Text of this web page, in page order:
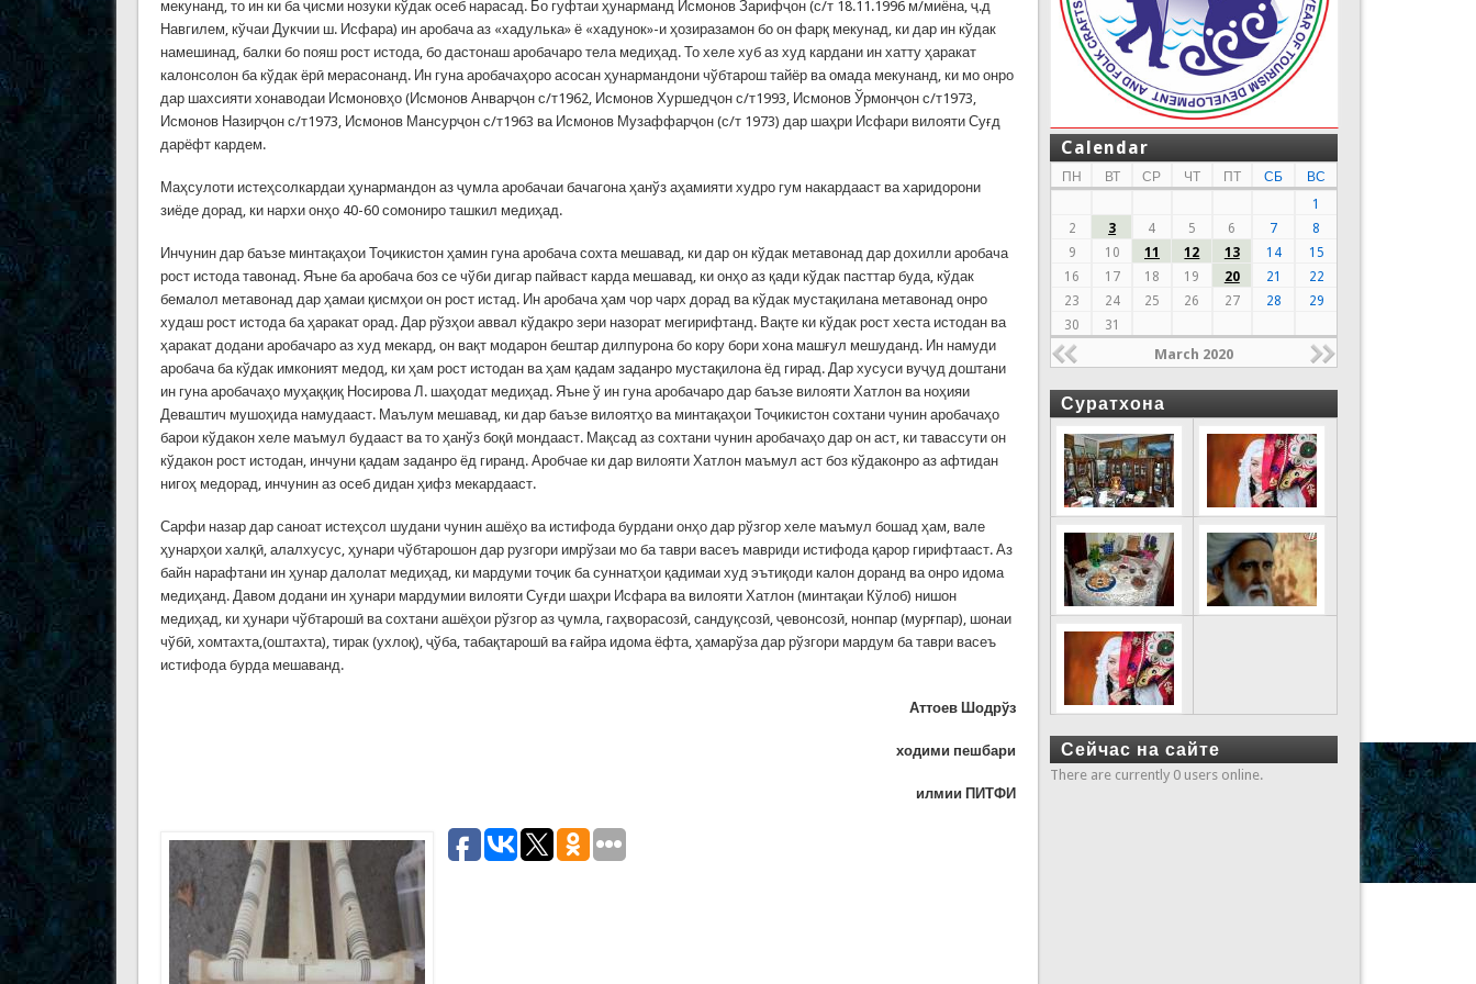
мекунанд, то ин ки ба ҷисми нозуки кўдак осеб нарасад. Бо гуфтаи ҳунарманд Исмонов Зарифҷон (с/т 18.11.1996 м/миёна, ҷ.д
Навгилем, кўчаи Дукчии ш. Исфара) ин аробача аз «хадулька» ё «хадунок»-и ҳозиразамон бо он фарқ мекунад, ки дар ин кўдак
намешинад, балки бо пояш рост истода, бо дастонаш аробачаро тела медиҳад. То хеле хуб аз худ кардани ин хатту ҳаракат
калонсолон ба кўдак ёрӣ мерасонанд. Ин гуна аробачаҳоро асосан ҳунармандони чўбтарош тайёр ва омада мекунанд, ки мо онро
дар шахсияти хонаводаи Исмоновҳо (Исмонов Анварҷон с/т1962, Исмонов Хуршедҷон с/т1993, Исмонов Ўрмонҷон с/т1973,
Исмонов Назирҷон с/т1973, Исмонов Мансурҷон с/т1963 ва Исмонов Музаффарҷон (с/т 1973) дар шаҳри Исфари вилояти Суғд
дарёфт кардем.
Маҳсулоти истеҳсолкардаи ҳунармандон аз ҷумла аробачаи бачагона ҳанўз аҳамияти худро гум накардааст ва харидорони
зиёде дорад, ки нархи онҳо 40-60 сомониро ташкил медиҳад.
Инчунин дар баъзе минтақаҳои Тоҷикистон ҳамин гуна аробача сохта мешавад, ки дар он кўдак метавонад дар дохилли аробача
рост истода тавонад. Яъне ба аробача боз се чўби дигар пайваст карда мешавад, ки онҳо аз қади кўдак пасттар буда, кўдак
бемалол метавонад дар ҳамаи қисмҳои он рост истад. Ин аробача ҳам чор чарх дорад ва кўдак мустақилана метавонад онро
худаш рост истода ба ҳаракат орад. Дар рўзҳои аввал кўдакро зери назорат мегирифтанд. Вақте ки кўдак рост хеста истодан ва
ҳаракат додани аробачаро аз худ мекард, он вақт модарон бештар дилпурона бо кору бори хона машғул мешуданд. Ин намуди
аробача ба кўдак имконият медод, ки ҳам рост истодан ва ҳам қадам заданро мустақилона ёд гирад. Дар хусуси вуҷуд доштани
ин гуна аробачаҳо муҳаққиқ Носирова Л. шаҳодат медиҳад. Яъне ў ин гуна аробачаро дар баъзе вилояти Хатлон ва ноҳияи
Деваштич мушоҳида намудааст. Маълум мешавад, ки дар баъзе вилоятҳо ва минтақаҳои Тоҷикистон сохтани чунин аробачаҳо
барои кўдакон хеле маъмул будааст ва то ҳанўз боқӣ мондааст. Мақсад аз сохтани чунин аробачаҳо дар он аст, ки тавассути он
кўдакон рост истодан, инчуни қадам заданро ёд гиранд. Аробчае ки дар вилояти Хатлон маъмул аст боз кўдаконро аз афтидан
нигоҳ медорад, инчунин аз осеб дидан ҳифз мекардааст.
Сарфи назар дар саноат истеҳсол шудани чунин ашёҳо ва истифода бурдани онҳо дар рўзгор хеле маъмул бошад ҳам, вале
ҳунарҳои халқӣ, алалхусус, ҳунари чўбтарошон дар рузгори имрўзаи мо ба таври васеъ мавриди истифода қарор гирифтааст. Аз
байн нарафтани ин ҳунар далолат медиҳад, ки мардуми тоҷик ба суннатҳои қадимаи худ эътиқоди калон доранд ва онро идома
медиҳанд. Давом додани ин ҳунари мардумии вилояти Суғди шаҳри Исфара ва вилояти Хатлон (минтақаи Кўлоб) нишон
медиҳад, ки ҳунари чўбтарошӣ ва сохтани ашёҳои рўзгор аз ҷумла, гаҳворасозӣ, сандуқсозӣ, ҷевонсозӣ, нонпар (мурғпар), шонаи
чўбӣ, хомтахта,(оштахта), тирак (ухлоқ), ҷўба, табақтарошӣ ва ғайра идома ёфта, ҳамарўза дар рўзгори мардум ба таври васеъ
истифода бурда мешаванд.
Аттоев Шодрўз
ходими пешбари
илмии ПИТФИ
Calendar
ПН ВТ СР ЧТ ПТ СБ
ВС
1
2
3 4 5 6 7
8
9
10 11 12 13 14
15
16
17 18 19 20 21
22
23
24 25 26 27 28
29
30
31
March 2020
Суратхона
Сейчас на сайте
There are currently 0 users online.